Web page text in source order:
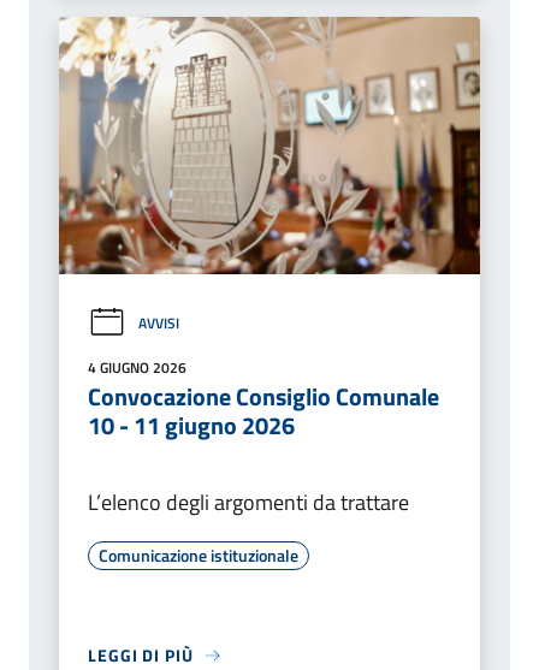
AVVISI
4 GIUGNO 2026
Convocazione Consiglio Comunale
10 - 11 giugno 2026
L’elenco degli argomenti da trattare
Comunicazione istituzionale
LEGGI DI PIÙ